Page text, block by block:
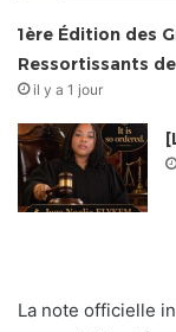
1ère Édition des
Ressortissants
il y a 1 jour
La note officielle